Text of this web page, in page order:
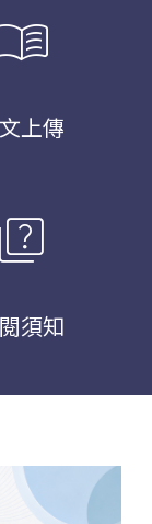
上傳
quiz
須知